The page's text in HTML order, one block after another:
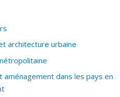
la démocratie et l’éducation.
auxquels s’ajoutent des
et de création
enseignement contribuent à
données de tout genre
architecture urbaine
aménagement dans les pays en